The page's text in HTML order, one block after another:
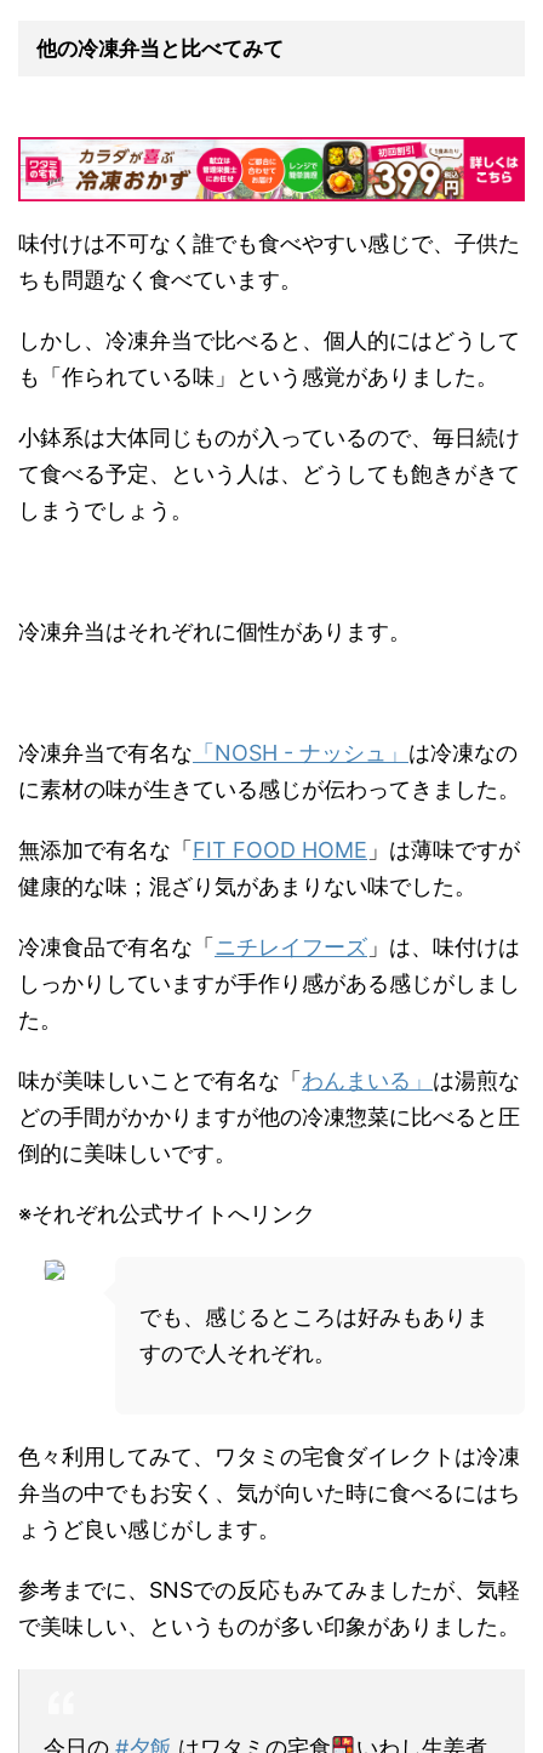
他の冷凍弁当と比べてみて
味付けは不可なく誰でも食べやすい感じで、子供た
ちも問題なく食べています。
しかし、冷凍弁当で比べると、個人的にはどうして
も「作られている味」という感覚がありました。
小鉢系は大体同じものが入っているので、毎日続け
て食べる予定、という人は、どうしても飽きがきて
しまうでしょう。
冷凍弁当はそれぞれに個性があります。
冷凍弁当で有名な 「NOSH - ナッシュ」 は冷凍なの
に素材の味が生きている感じが伝わってきました。
無添加で有名な「 FIT FOOD HOME 」は薄味ですが
健康的な味；混ざり気があまりない味でした。
冷凍食品で有名な「 ニチレイフーズ 」は、味付けは
しっかりしていますが手作り感がある感じがしまし
た。
味が美味しいことで有名な「 わんまいる」 は湯煎な
どの手間がかかりますが他の冷凍惣菜に比べると圧
倒的に美味しいです。
※それぞれ公式サイトへリンク
でも、感じるところは好みもありま
すので人それぞれ。
色々利用してみて、ワタミの宅食ダイレクトは冷凍
弁当の中でもお安く、気が向いた時に食べるにはち
ょうど良い感じがします。
参考までに、SNSでの反応もみてみましたが、気軽
で美味しい、というものが多い印象がありました。